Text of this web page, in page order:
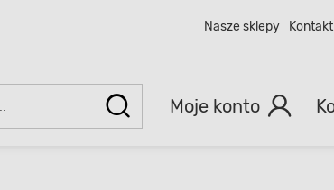
Nasze sklepy Kontakt
Moje konto